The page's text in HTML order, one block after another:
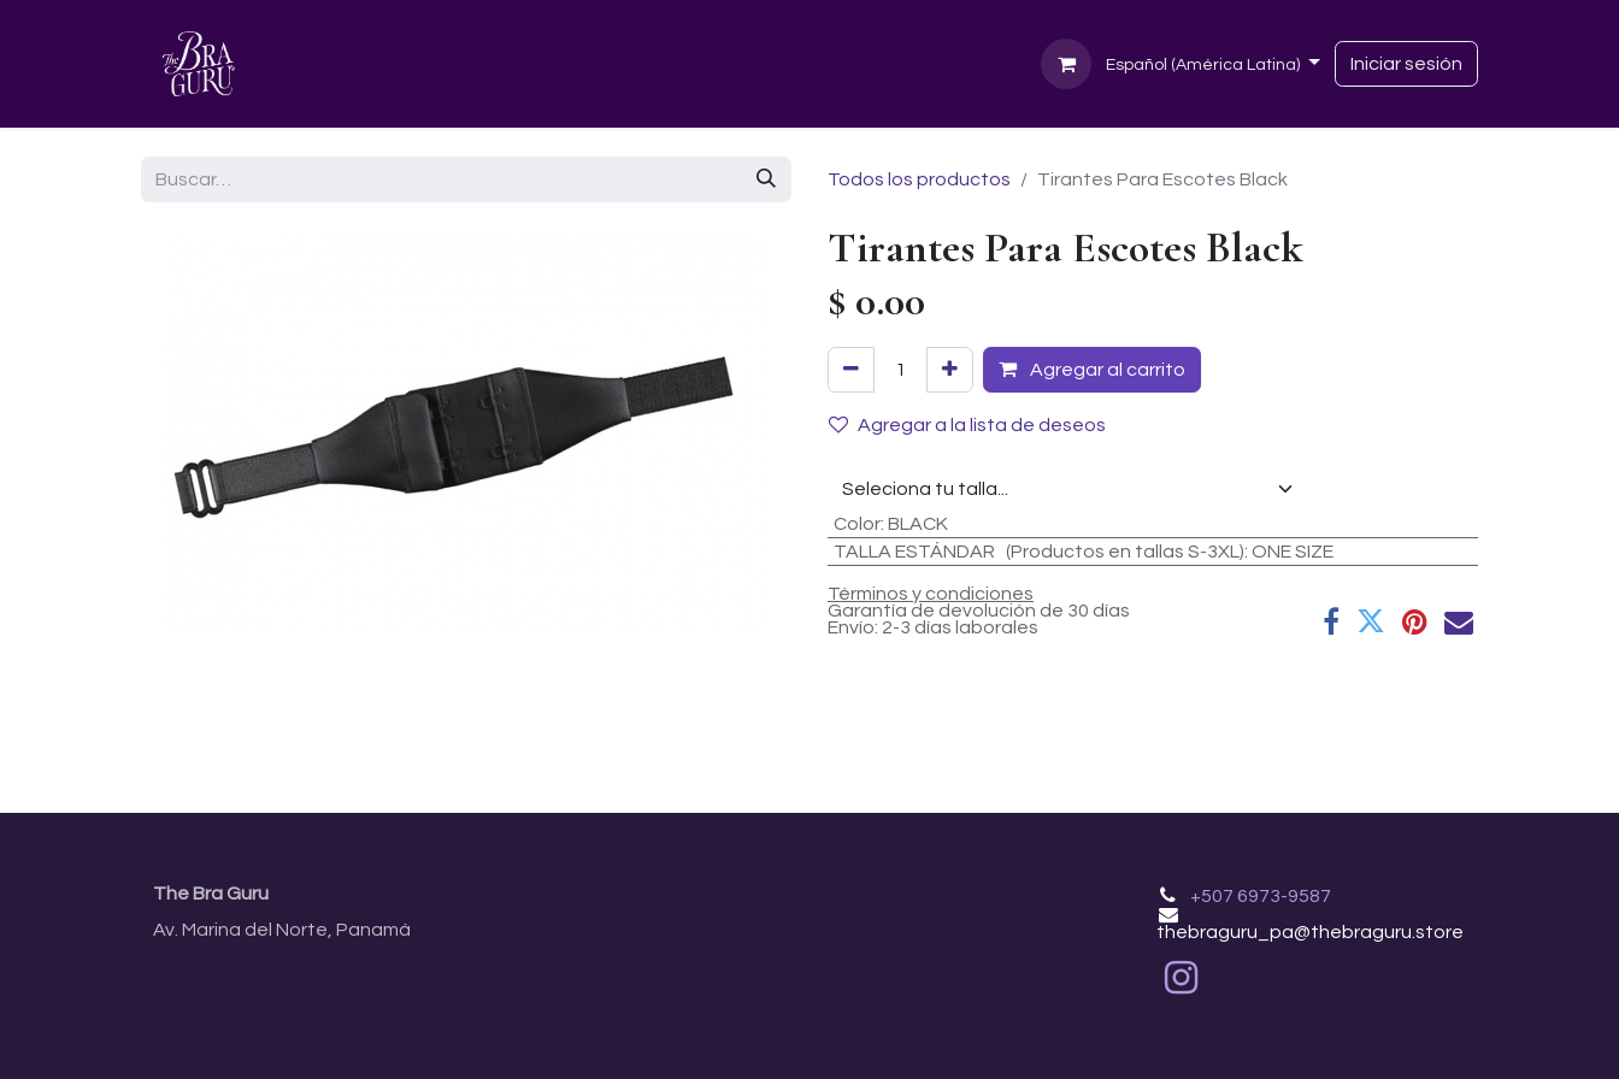
Español (América Latina) Iniciar sesión
Todos los productos Tirantes Para Escotes Black
Tirantes Para Escotes Black
$ 0.00
Agregar al carrito
Agregar a la lista de deseos
Color: BLACK
TALLA ESTÁNDAR (Productos en tallas S-3XL): ONE SIZE
Términos y condiciones
Garantía de devolución de 30 días
Envío: 2-3 días laborales
+507 6973-9587
thebraguru_pa@thebraguru.store
The Bra Guru
Av. Marina del Norte, Panamá